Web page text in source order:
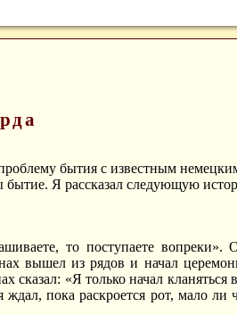
бытия с известным
бытие. Я рассказал следующую
то поступаете вопреки».
вышел из рядов и начал
сказал: «Я только начал кланяться
пока раскроется рот, мало ли